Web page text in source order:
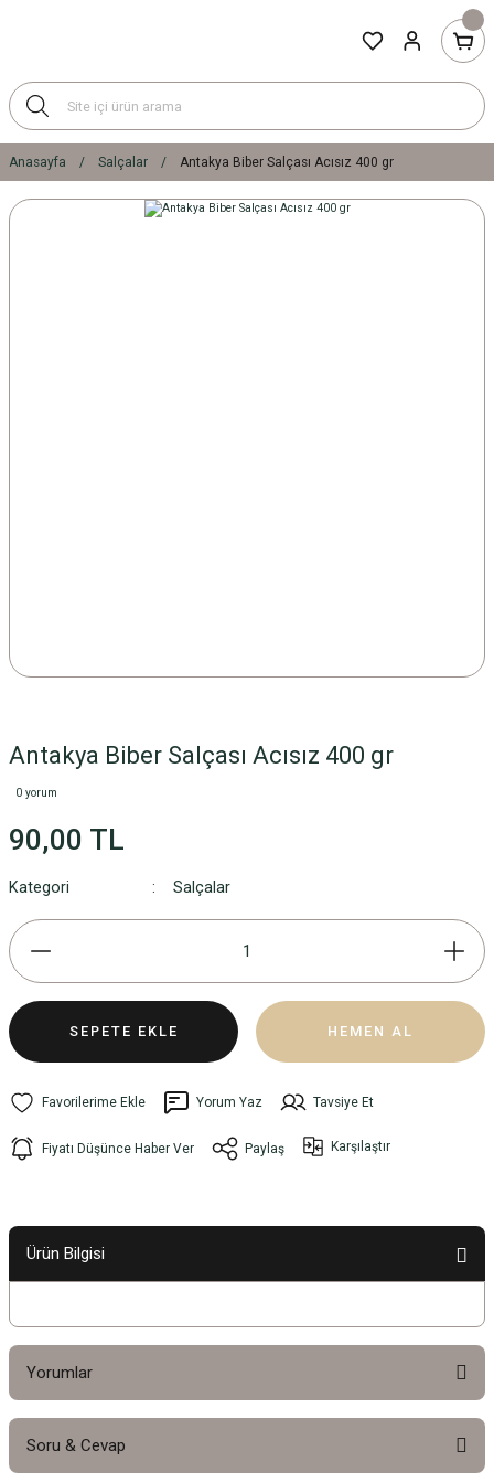
Anasayfa Salçalar Antakya Biber Salçası Acısız 400 gr
Antakya Biber Salçası Acısız 400 gr
0 yorum
90,00 TL
Kategori Salçalar
SEPETE EKLE HEMEN AL
Yorum Yaz Tavsiye Et
Fiyatı Düşünce Haber Ver Paylaş Karşılaştır
Ürün Bilgisi
Yorumlar
Bu ürüne ilk yorumu siz yapın!
Soru & Cevap